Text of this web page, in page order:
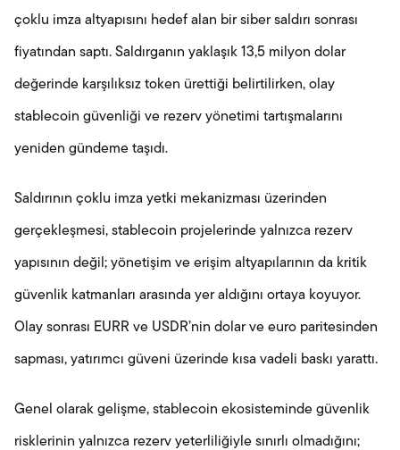
çoklu imza altyapısını hedef alan bir siber saldırı sonrası
fiyatından saptı. Saldırganın yaklaşık 13,5 milyon dolar
değerinde karşılıksız token ürettiği belirtilirken, olay
stablecoin güvenliği ve rezerv yönetimi tartışmalarını
yeniden gündeme taşıdı.
Saldırının çoklu imza yetki mekanizması üzerinden
gerçekleşmesi, stablecoin projelerinde yalnızca rezerv
yapısının değil; yönetişim ve erişim altyapılarının da kritik
güvenlik katmanları arasında yer aldığını ortaya koyuyor.
Olay sonrası EURR ve USDR’nin dolar ve euro paritesinden
sapması, yatırımcı güveni üzerinde kısa vadeli baskı yarattı.
Genel olarak gelişme, stablecoin ekosisteminde güvenlik
risklerinin yalnızca rezerv yeterliliğiyle sınırlı olmadığını;